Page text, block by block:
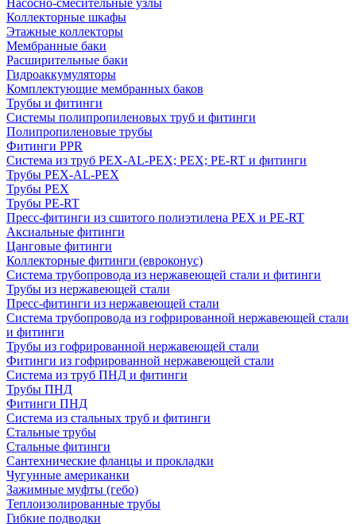
Насосно-смесительные узлы
Коллекторные шкафы
Этажные коллекторы
Мембранные баки
Расширительные баки
Гидроаккумуляторы
Комплектующие мембранных баков
Трубы и фитинги
Системы полипропиленовых труб и фитинги
Полипропиленовые трубы
Фитинги PPR
Система из труб PEX-AL-PEX; PEX; PE-RT и фитинги
Трубы PEX-AL-PEX
Трубы PEX
Трубы PE-RT
Пресс-фитинги из сшитого полиэтилена PEX и PE-RT
Аксиальные фитинги
Цанговые фитинги
Коллекторные фитинги (евроконус)
Система трубопровода из нержавеющей стали и фитинги
Трубы из нержавеющей стали
Пресс-фитинги из нержавеющей стали
Система трубопровода из гофрированной нержавеющей стали
и фитинги
Трубы из гофрированной нержавеющей стали
Фитинги из гофрированной нержавеющей стали
Система из труб ПНД и фитинги
Трубы ПНД
Фитинги ПНД
Система из стальных труб и фитинги
Стальные трубы
Стальные фитинги
Сантехнические фланцы и прокладки
Чугунные американки
Зажимные муфты (гебо)
Теплоизолированные трубы
Гибкие подводки